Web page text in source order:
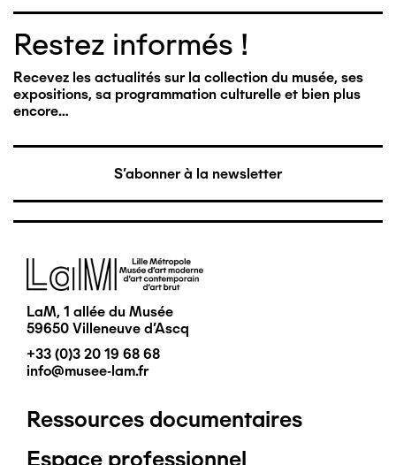
Restez informés !
Recevez les actualités sur la collection du musée, ses
expositions, sa programmation culturelle et bien plus
encore…
S'abonner à la newsletter
Image
LaM, 1 allée du Musée
59650 Villeneuve d'Ascq
+33 (0)3 20 19 68 68
info@musee-lam.fr
Pied
Ressources documentaires
Espace professionnel